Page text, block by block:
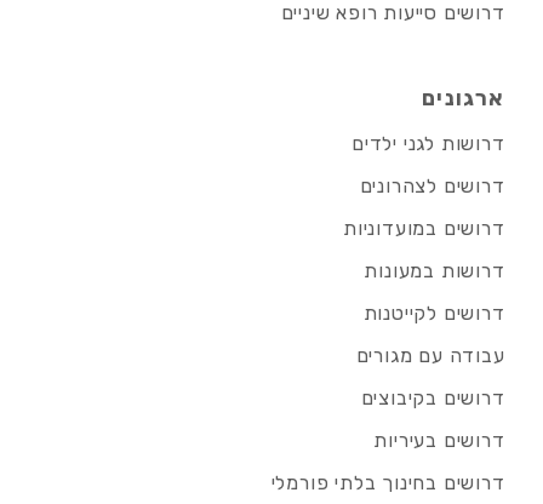
דרושים סייעות רופא שיניים
ארגונים
דרושות לגני ילדים
דרושים לצהרונים
דרושים במועדוניות
דרושות במעונות
דרושים לקייטנות
עבודה עם מגורים
דרושים בקיבוצים
דרושים בעיריות
דרושים בחינוך בלתי פורמלי